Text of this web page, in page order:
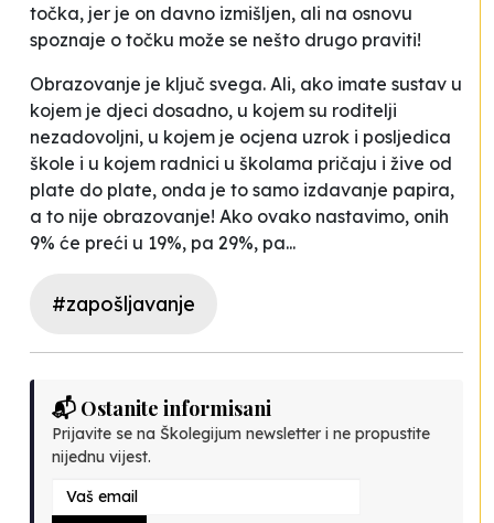
točka, jer je on davno izmišljen, ali na osnovu
spoznaje o točku može se nešto drugo praviti!
Obrazovanje je ključ svega. Ali, ako imate sustav u
kojem je djeci dosadno, u kojem su roditelji
nezadovoljni, u kojem je ocjena uzrok i posljedica
škole i u kojem radnici u školama pričaju i žive od
plate do plate, onda je to samo izdavanje papira,
a to nije obrazovanje! Ako ovako nastavimo, onih
9% će preći u 19%, pa 29%, pa...
#zapošljavanje
📬 Ostanite informisani
Prijavite se na Školegijum newsletter i ne propustite
nijednu vijest.